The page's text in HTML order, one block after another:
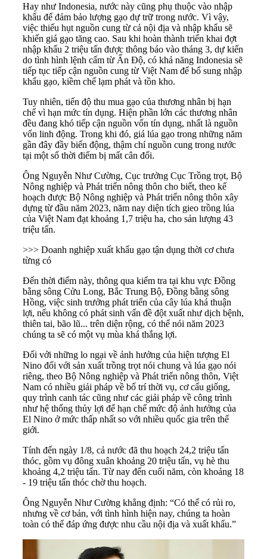
Hay như Indonesia, nước này cũng phụ thuộc vào nhập
khẩu để đảm bảo lượng gạo dự trữ trong nước. Vì vậy,
việc thiếu hụt nguồn cung từ cả nội địa và nhập khẩu sẽ
khiến giá gạo tăng cao. Sau khi hoàn thành triển khai đợt
nhập khẩu 2 triệu tấn được thông báo vào tháng 3, dự kiến
do tình hình lệnh cấm từ Ấn Độ, có khả năng Indonesia sẽ
tiếp tục tiếp cận nguồn cung từ Việt Nam để bổ sung nhập
khẩu gạo, kiềm chế lạm phát và tồn kho.
Tuy nhiên, tiến độ thu mua gạo của thương nhân bị hạn
chế vì hạn mức tín dụng. Hiện phần lớn các thương nhân
đều đang khó tiếp cận nguồn vốn tín dụng, nhất là nguồn
vốn linh động. Trong khi đó, giá lúa gạo trong những năm
gần đây đầy biến động, thậm chí nguồn cung trong nước
tại một số thời điểm bị mất cân đối.
Ông Nguyễn Như Cường, Cục trưởng Cục Trồng trọt, Bộ
Nông nghiệp và Phát triển nông thôn cho biết, theo kế
hoạch được Bộ Nông nghiệp và Phát triển nông thôn xây
dựng từ đầu năm 2023, năm nay diện tích gieo trồng lúa
của Việt Nam đạt khoảng 1,7 triệu ha, cho sản lượng 43
triệu tấn.
>>> Doanh nghiệp xuất khẩu gạo tận dụng thời cơ chưa
từng có
Đến thời điểm này, thông qua kiểm tra tại khu vực Đồng
bằng sông Cửu Long, Bắc Trung Bộ, Đồng bằng sông
Hồng, việc sinh trưởng phát triển của cây lúa khá thuận
lợi, nếu không có phát sinh vấn đề đột xuất như dịch bệnh,
thiên tai, bão lũ... trên diện rộng, có thể nói năm 2023
chúng ta sẽ có một vụ mùa khá thắng lợi.
Đối với những lo ngại về ảnh hưởng của hiện tượng El
Nino đối với sản xuất trồng trọt nói chung và lúa gạo nói
riêng, theo Bộ Nông nghiệp và Phát triển nông thôn, Việt
Nam có nhiều giải pháp về bố trí thời vụ, cơ cấu giống,
quy trình canh tác cũng như các giải pháp về công trình
như hệ thống thủy lợi để hạn chế mức độ ảnh hưởng của
El Nino ở mức thấp nhất so với nhiều quốc gia trên thế
giới.
Tính đến ngày 1/8, cả nước đã thu hoạch 24,2 triệu tấn
thóc, gồm vụ đông xuân khoảng 20 triệu tấn, vụ hè thu
khoảng 4,2 triệu tấn. Từ nay đến cuối năm, còn khoảng 18
- 19 triệu tấn thóc chờ thu hoạch.
Ông Nguyễn Như Cường khẳng định: “Có thể có rủi ro,
nhưng về cơ bản, với tình hình hiện nay, chúng ta hoàn
toàn có thể đáp ứng được nhu cầu nội địa và xuất khẩu.”